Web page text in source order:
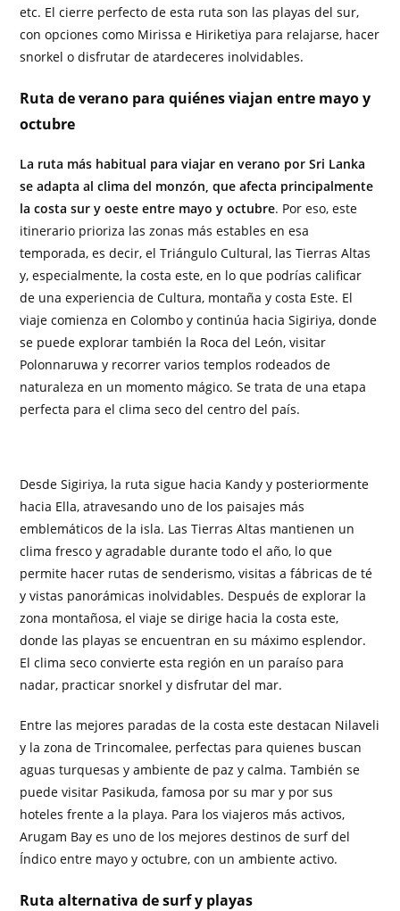
etc. El cierre perfecto de esta ruta son las playas del sur,
con opciones como Mirissa e Hiriketiya para relajarse, hacer
snorkel o disfrutar de atardeceres inolvidables.
Ruta de verano para quiénes viajan entre mayo y
octubre
La ruta más habitual para viajar en verano por Sri Lanka
se adapta al clima del monzón, que afecta principalmente
la costa sur y oeste entre mayo y octubre. Por eso, este
itinerario prioriza las zonas más estables en esa
temporada, es decir, el Triángulo Cultural, las Tierras Altas
y, especialmente, la costa este, en lo que podrías calificar
de una experiencia de Cultura, montaña y costa Este. El
viaje comienza en Colombo y continúa hacia Sigiriya, donde
se puede explorar también la Roca del León, visitar
Polonnaruwa y recorrer varios templos rodeados de
naturaleza en un momento mágico. Se trata de una etapa
perfecta para el clima seco del centro del país.
Desde Sigiriya, la ruta sigue hacia Kandy y posteriormente
hacia Ella, atravesando uno de los paisajes más
emblemáticos de la isla. Las Tierras Altas mantienen un
clima fresco y agradable durante todo el año, lo que
permite hacer rutas de senderismo, visitas a fábricas de té
y vistas panorámicas inolvidables. Después de explorar la
zona montañosa, el viaje se dirige hacia la costa este,
donde las playas se encuentran en su máximo esplendor.
El clima seco convierte esta región en un paraíso para
nadar, practicar snorkel y disfrutar del mar.
Entre las mejores paradas de la costa este destacan Nilaveli
y la zona de Trincomalee, perfectas para quienes buscan
aguas turquesas y ambiente de paz y calma. También se
puede visitar Pasikuda, famosa por su mar y por sus
hoteles frente a la playa. Para los viajeros más activos,
Arugam Bay es uno de los mejores destinos de surf del
Índico entre mayo y octubre, con un ambiente activo.
Ruta alternativa de surf y playas